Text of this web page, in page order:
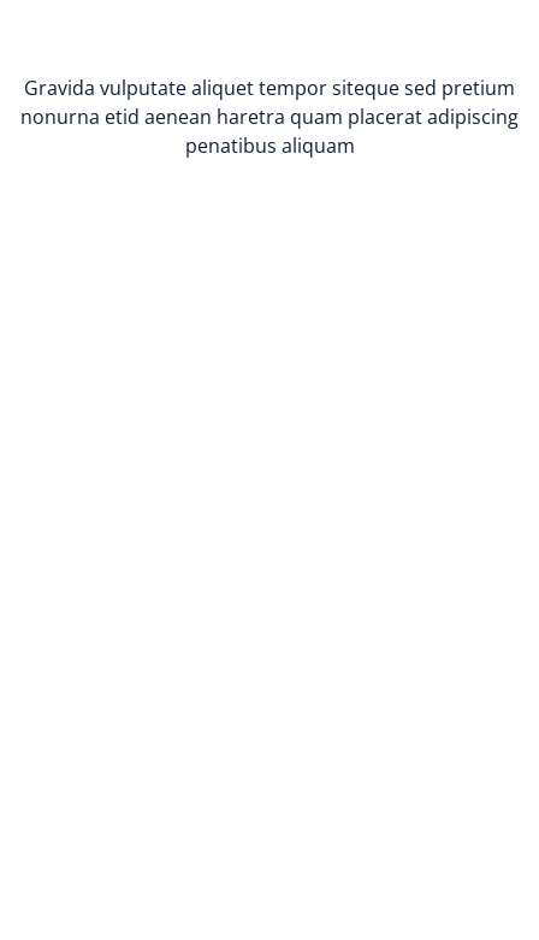
Gravida vulputate aliquet tempor siteque sed pretium
nonurna etid aenean haretra quam placerat adipiscing
penatibus aliquam